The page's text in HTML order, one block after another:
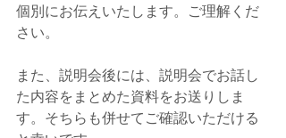
個別にお伝えいたします。ご理解くだ
さい。
また、説明会後には、説明会でお話し
た内容をまとめた資料をお送りしま
す。そちらも併せてご確認いただける